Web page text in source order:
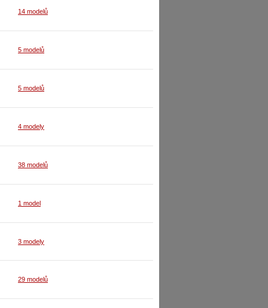
14 modelů
5 modelů
5 modelů
4 modely
38 modelů
1 model
3 modely
29 modelů